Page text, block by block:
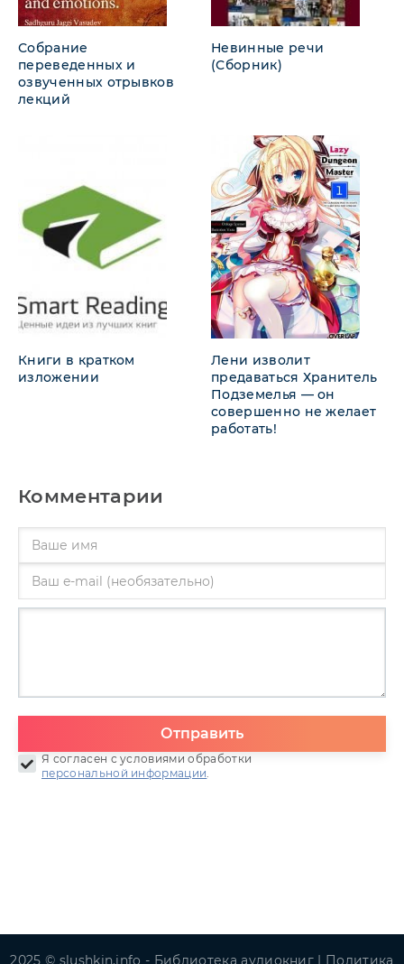
Собрание
переведенных и
озвученных отрывков
лекций
Невинные речи
(Сборник)
Книги в кратком
изложении
Лени изволит
предаваться Хранитель
Подземелья — он
совершенно не желает
работать!
Комментарии
Отправить
Я согласен с условиями обработки
персональной информации
2025 © slushkin.info - Библиотека аудиокниг | Политика